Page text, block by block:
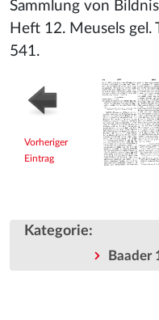
Sammlung von
Heft 12. Meusels gel.
541.
Vorheriger
Eintrag
Kategorie:
Baader